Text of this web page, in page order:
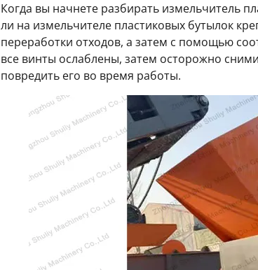
Когда вы начнете разбирать измельчитель
ли на измельчителе пластиковых бутылок
переработки отходов, а затем с помощью
все винты ослаблены, затем осторожно
повредить его во время работы.